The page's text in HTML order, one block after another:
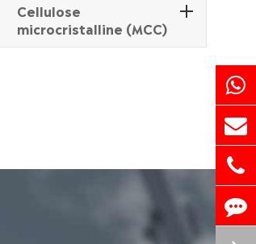
Cellulose
microcristalline (MCC)